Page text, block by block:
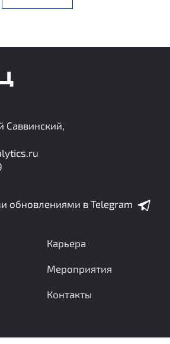
Саввинский,
обновлениями в Telegram
Карьера
Мероприятия
Контакты